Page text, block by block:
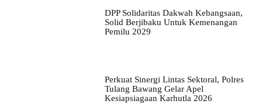
DPP Solidaritas Dakwah Kebangsaan,
Solid Berjibaku Untuk Kemenangan
Pemilu 2029
Perkuat Sinergi Lintas Sektoral, Polres
Tulang Bawang Gelar Apel
Kesiapsiagaan Karhutla 2026